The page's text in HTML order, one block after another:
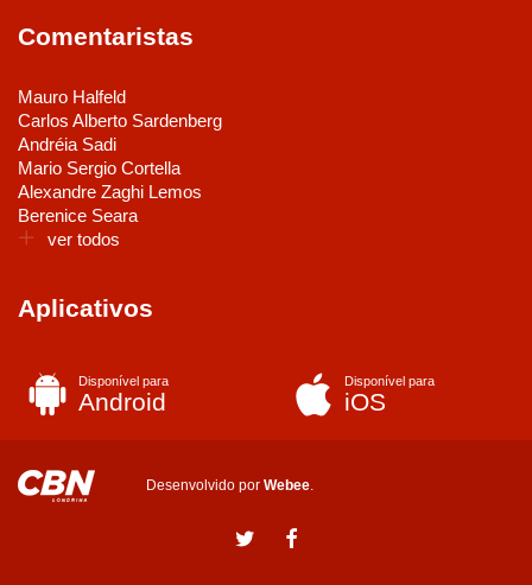
Comentaristas
Mauro Halfeld
Carlos Alberto Sardenberg
Andréia Sadi
Mario Sergio Cortella
Alexandre Zaghi Lemos
Berenice Seara
ver todos
Aplicativos
Disponível para
Android
Disponível para
iOS
Desenvolvido por Webee